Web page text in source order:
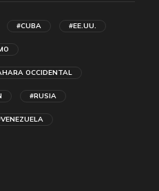
#CUBA #EE.UU.
OCCIDENTAL
#RUSIA